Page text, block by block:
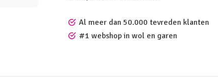
Al meer dan 50.000 tevreden klanten
#1 webshop in wol en garen